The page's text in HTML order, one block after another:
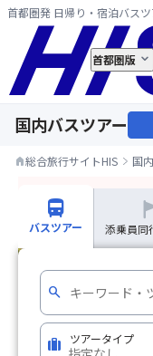
首都圏発 日帰り・宿泊バスツ
首都圏版
国内バスツアー
home総合旅行サイトHIS 国
＜TV撮影同行ツ
directions_bus
バスツアー 添乗員同
search
trip ツアータイプ